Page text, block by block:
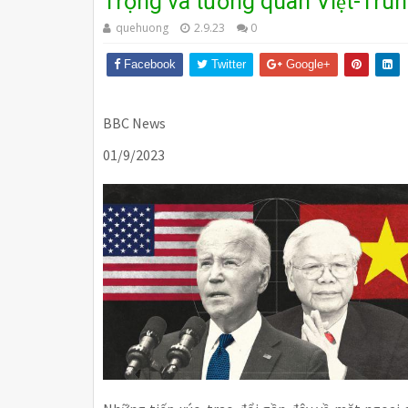
quehuong 2.9.23 0
Facebook Twitter Google+
BBC News
01/9/2023